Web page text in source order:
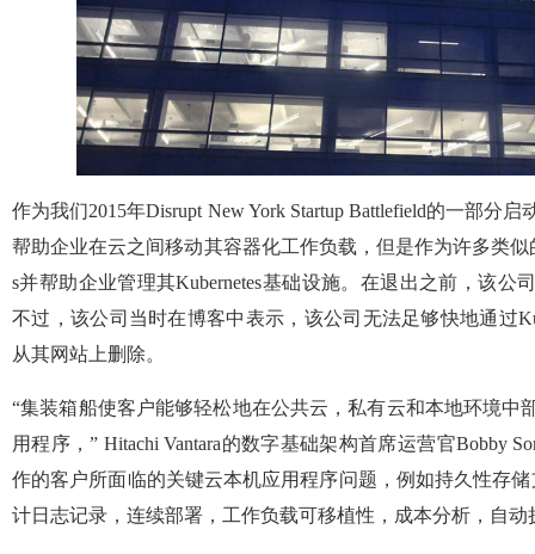
作为我们2015年Disrupt New York Startup Battlefield的一部分
帮助企业在云之间移动其容器化工作负载，但是作为许多类似
s并帮助企业管理其Kubernetes基础设施。在退出之前，该公
不过，该公司当时在博客中表示，该公司无法足够快地通过
从其网站上删除。
“集装箱船使客户能够轻松地在公共云，私有云和本地环境中
用程序，” Hitachi Vantara的数字基础架构首席运营官Bobby
作的客户所面临的关键云本机应用程序问题，例如持久性存
计日志记录，连续部署，工作负载可移植性，成本分析，自动